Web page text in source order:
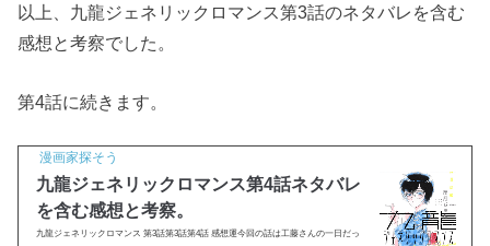
以上、九龍ジェネリックロマンス第3話のネタバレを含む
感想と考察でした。
第4話に続きます。
漫画家探そう
九龍ジェネリックロマンス第4話ネタバレ
を含む感想と考察。
九龍ジェネリックロマンス 第3話第3話第4話 感想運今回の話は工藤さんの一日だっ